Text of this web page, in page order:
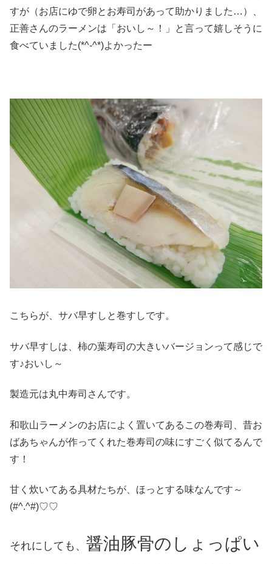
すが（お店にゆで卵とお寿司があって助かりました…）、
正善さんのラーメンは「おいし～！」と言って嬉しそうに
食べていました(*^-^*)よかったー
こちらが、サバ早すしと巻すしです。
サバ早すしは、柿の葉寿司の大きいバージョンって感じで
す♪おいし～
製造元は丸中寿司さんです。
和歌山ラーメンのお店によく置いてあるこの巻寿司、昔お
ばあちゃんが作ってくれた巻寿司の味にすごく似てるんで
す！
甘く炊いてある具材たちが、ほっとする味なんです～
(#^.^#)♡♡
それにしても、 醤油豚骨のしょっぱい